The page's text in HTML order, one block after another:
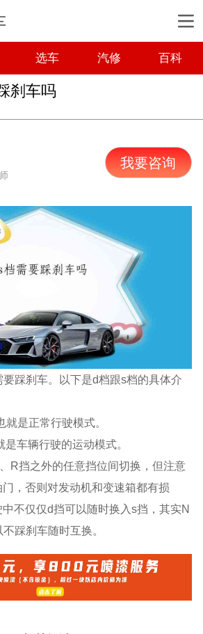
选车 汽修 百科
刹车吗
我要咨询
踩刹车。以下是d档跟s档的具体介
是正常行驶模式。
车辆行驶的运动模式。
R挡之外的任意挡位间切换，但注意
，否则对发动机和变速箱都有损
不仅仅d挡可以随时换入s挡，其实N
踩刹车随时互换。